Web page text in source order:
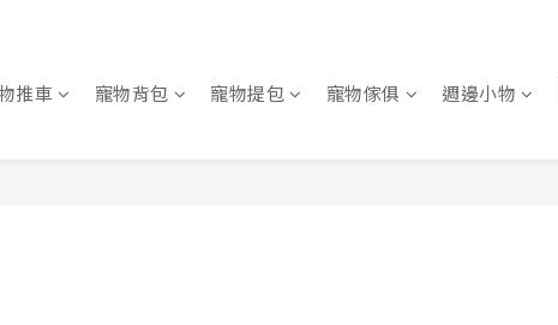
推車 寵物背包 寵物提包 寵物傢俱 週邊小物